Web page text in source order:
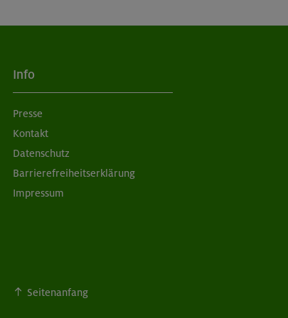
Info
Presse
Kontakt
Datenschutz
Barrierefreiheitserklärung
Impressum
Seitenanfang